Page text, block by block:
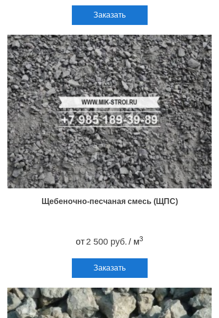
Заказать
Щебеночно-песчаная смесь (ЩПС)
от 2 500 руб. / м3
Заказать